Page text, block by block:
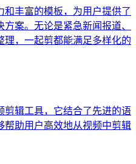
丰富的模板，为用户提供了
案。无论是紧急新闻报道、
，一起剪都能满足多样化的
剪辑工具，它结合了先进的语
帮助用户高效地从视频中剪辑